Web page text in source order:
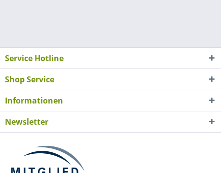
Service Hotline
Shop Service
Informationen
Newsletter